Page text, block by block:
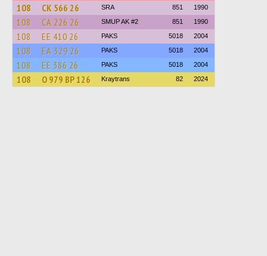
108 СК 566 26 SRA 851 1990
108 СА 226 26 SMUP AK #2 851 1990
108 ЕЕ 410 26 PAKS 5018 2004
108 ЕА 329 26 PAKS 5018 2004
108 ЕЕ 386 26 PAKS 5018 2004
108 О 979 ВР 126 Kraytrans 82 2024